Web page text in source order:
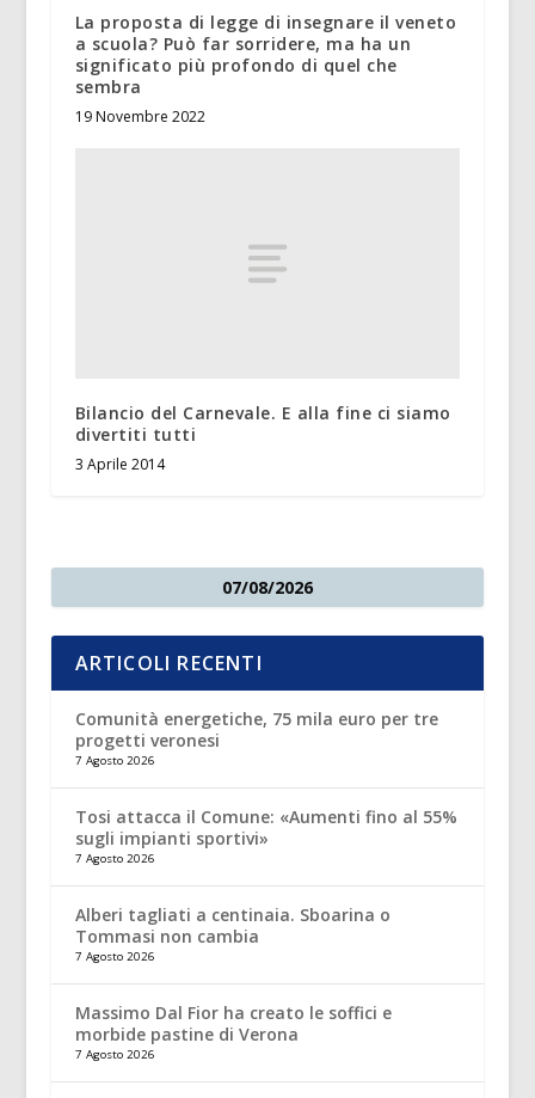
La proposta di legge di insegnare il veneto
a scuola? Può far sorridere, ma ha un
significato più profondo di quel che
sembra
19 Novembre 2022
Bilancio del Carnevale. E alla fine ci siamo
divertiti tutti
3 Aprile 2014
07/08/2026
ARTICOLI RECENTI
Comunità energetiche, 75 mila euro per tre
progetti veronesi
7 Agosto 2026
Tosi attacca il Comune: «Aumenti fino al 55%
sugli impianti sportivi»
7 Agosto 2026
Alberi tagliati a centinaia. Sboarina o
Tommasi non cambia
7 Agosto 2026
Massimo Dal Fior ha creato le soffici e
morbide pastine di Verona
7 Agosto 2026